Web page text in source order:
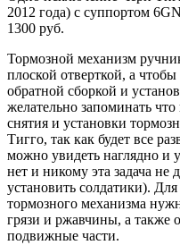
2012 года) с суппортом
1300 руб.
Тормозной механизм
плоской отверткой, а
обратной сборкой и
желательно запоминать
снятия и установки
Тигго, так как будет все
можно увидеть наглядно и
нет и никому эта задача не
установить солдатики).
тормозного механизма
грязи и ржавчины, а также
подвижные части.